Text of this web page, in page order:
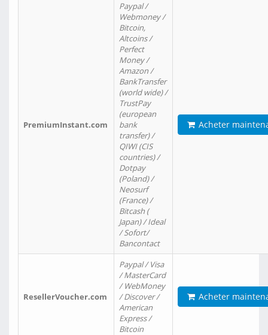
PremiumInstant.com
Paypal /
Webmoney /
Bitcoin,
Altcoins /
Perfect
Money /
Amazon /
BankTransfer
(world wide) /
TrustPay
(european
bank
transfer) /
QIWI (CIS
countries) /
Dotpay
(Poland) /
Neosurf
(France) /
Bitcash (
Japan) / Ideal
/ Sofort/
Bancontact
Acheter
ResellerVoucher.com
Paypal / Visa
/ MasterCard
/ WebMoney
/ Discover /
American
Express /
Bitcoin
Acheter